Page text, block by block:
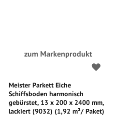
zum Markenprodukt
Meister Parkett Eiche
Schiffsboden harmonisch
gebürstet, 13 x 200 x 2400 mm,
lackiert (9032) (1,92 m²/ Paket)